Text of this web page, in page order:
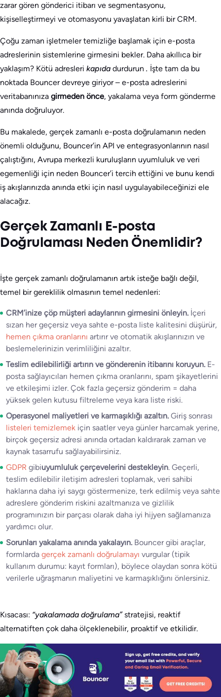
zarar gören gönderici itibarı ve segmentasyonu,
kişiselleştirmeyi ve otomasyonu yavaşlatan kirli bir CRM.
Çoğu zaman işletmeler temizliğe başlamak için e-posta
adreslerinin sistemlerine girmesini bekler. Daha akıllıca bir
yaklaşım? Kötü adresleri kapıda durdurun . İşte tam da bu
noktada Bouncer devreye giriyor – e-posta adreslerini
veritabanınıza girmeden önce, yakalama veya form gönderme
anında doğruluyor.
Bu makalede, gerçek zamanlı e-posta doğrulamanın neden
önemli olduğunu, Bouncer’in API ve entegrasyonlarının nasıl
çalıştığını, Avrupa merkezli kuruluşların uyumluluk ve veri
egemenliği için neden Bouncer’i tercih ettiğini ve bunu kendi
iş akışlarınızda anında etki için nasıl uygulayabileceğinizi ele
alacağız.
Gerçek Zamanlı E-posta
Doğrulaması Neden Önemlidir?
İşte gerçek zamanlı doğrulamanın artık isteğe bağlı değil,
temel bir gereklilik olmasının temel nedenleri:
CRM’inize çöp müşteri adaylarının girmesini önleyin. İçeri
sızan her geçersiz veya sahte e-posta liste kalitesini düşürür,
hemen çıkma oranlarını artırır ve otomatik akışlarınızın ve
beslemelerinizin verimliliğini azaltır.
Teslim edilebilirliği artırın ve gönderenin itibarını koruyun. E-
posta sağlayıcıları hemen çıkma oranlarını, spam şikayetlerini
ve etkileşimi izler. Çok fazla geçersiz gönderim = daha
yüksek gelen kutusu filtreleme veya kara liste riski.
Operasyonel maliyetleri ve karmaşıklığı azaltın. Giriş sonrası
listeleri temizlemek için saatler veya günler harcamak yerine,
birçok geçersiz adresi anında ortadan kaldırarak zaman ve
kaynak tasarrufu sağlayabilirsiniz.
GDPR gibiuyumluluk çerçevelerini destekleyin. Geçerli,
teslim edilebilir iletişim adresleri toplamak, veri sahibi
haklarına daha iyi saygı göstermenize, terk edilmiş veya sahte
adreslere gönderim riskini azaltmanıza ve gizlilik
programınızın bir parçası olarak daha iyi hijyen sağlamanıza
yardımcı olur.
Sorunları yakalama anında yakalayın. Bouncer gibi araçlar,
formlarda gerçek zamanlı doğrulamayı vurgular (tipik
kullanım durumu: kayıt formları), böylece olaydan sonra kötü
verilerle uğraşmanın maliyetini ve karmaşıklığını önlersiniz.
Kısacası: “yakalamada doğrulama”stratejisi, reaktif
alternatiften çok daha ölçeklenebilir, proaktif ve etkilidir.